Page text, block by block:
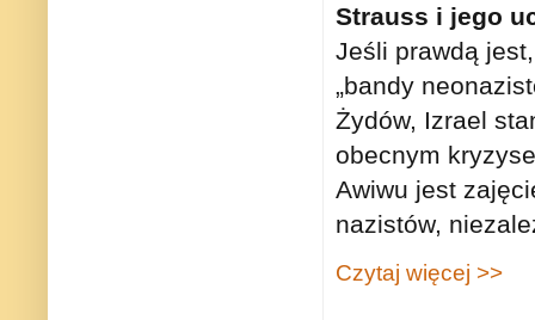
Strauss i jego
Jeśli prawdą
„bandy
Żydów, Izrael
obecnym
Awiwu jest
nazistów,
Czytaj więcej >>